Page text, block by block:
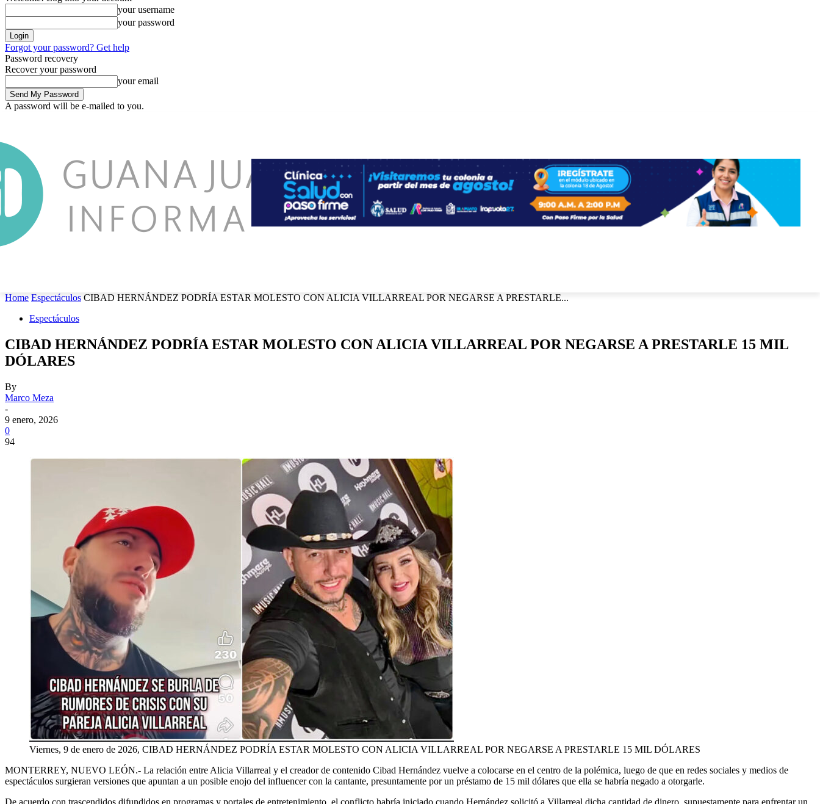
your username
your password
Forgot your password? Get help
Password recovery
Recover your password
your email
A password will be e-mailed to you.
Home Espectáculos CIBAD HERNÁNDEZ PODRÍA ESTAR MOLESTO CON ALICIA VILLARREAL POR NEGARSE A PRESTARLE...
Espectáculos
CIBAD HERNÁNDEZ PODRÍA ESTAR MOLESTO CON ALICIA VILLARREAL POR NEGARSE A PRESTARLE 15 MIL
DÓLARES
By
Marco Meza
-
9 enero, 2026
0
94
Viernes, 9 de enero de 2026, CIBAD HERNÁNDEZ PODRÍA ESTAR MOLESTO CON ALICIA VILLARREAL POR NEGARSE A PRESTARLE 15 MIL DÓLARES
MONTERREY, NUEVO LEÓN.- La relación entre Alicia Villarreal y el creador de contenido Cibad Hernández vuelve a colocarse en el centro de la polémica, luego de que en redes sociales y medios de
espectáculos surgieran versiones que apuntan a un posible enojo del influencer con la cantante, presuntamente por un préstamo de 15 mil dólares que ella se habría negado a otorgarle.
De acuerdo con trascendidos difundidos en programas y portales de entretenimiento, el conflicto habría iniciado cuando Hernández solicitó a Villarreal dicha cantidad de dinero, supuestamente para enfrentar un